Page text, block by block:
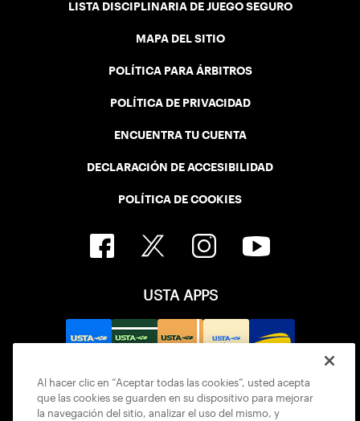
LISTA DISCIPLINARIA DE JUEGO SEGURO
MAPA DEL SITIO
POLÍTICA PARA ÁRBITROS
POLÍTICA DE PRIVACIDAD
ENCUENTRA TU CUENTA
DECLARACIÓN DE ACCESIBILIDAD
POLÍTICA DE COOKIES
USTA APPS
Al hacer clic en “Aceptar todas las cookies”, usted acepta
que las cookies se guarden en su dispositivo para mejorar
la navegación del sitio, analizar el uso del mismo, y